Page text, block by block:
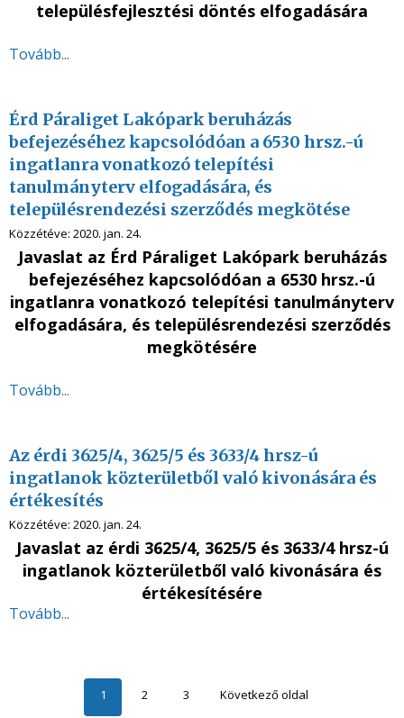
településfejlesztési döntés elfogadására
Tovább...
Érd Páraliget Lakópark beruházás
befejezéséhez kapcsolódóan a 6530 hrsz.-ú
ingatlanra vonatkozó telepítési
tanulmányterv elfogadására, és
településrendezési szerződés megkötése
Közzétéve: 2020. jan. 24.
Javaslat az Érd Páraliget Lakópark beruházás
befejezéséhez kapcsolódóan a 6530 hrsz.-ú
ingatlanra vonatkozó telepítési tanulmányterv
elfogadására, és településrendezési szerződés
megkötésére
Tovább...
Az érdi 3625/4, 3625/5 és 3633/4 hrsz-ú
ingatlanok közterületből való kivonására és
értékesítés
Közzétéve: 2020. jan. 24.
Javaslat az érdi 3625/4, 3625/5 és 3633/4 hrsz-ú
ingatlanok közterületből való kivonására és
értékesítésére
Tovább...
1 2 3 Következő oldal